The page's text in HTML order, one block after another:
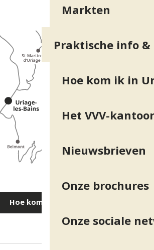
Markten
Praktische info
Hoe kom ik in
Het VVV-kantoor
Nieuwsbrieven
Onze brochures
Onze sociale
Hoe kom ik daar?